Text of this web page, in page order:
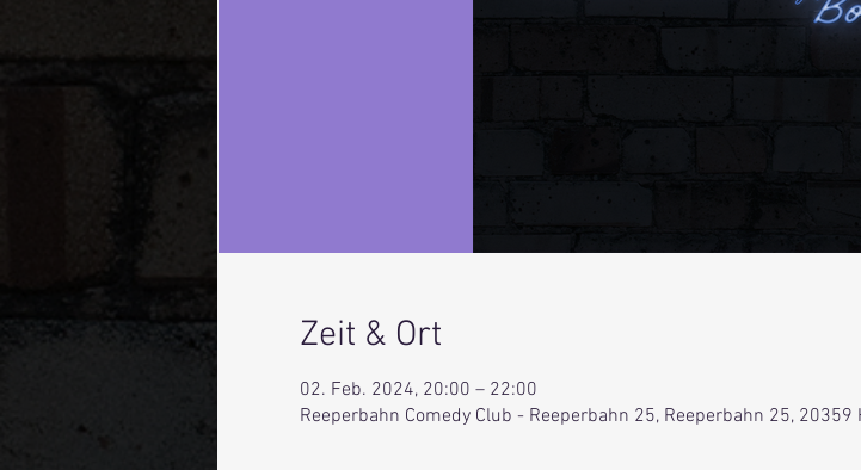
Zeit & Ort
02. Feb. 2024, 20:00 – 22:00
Reeperbahn Comedy Club - Reeperbahn 25, Reeperbahn 25,